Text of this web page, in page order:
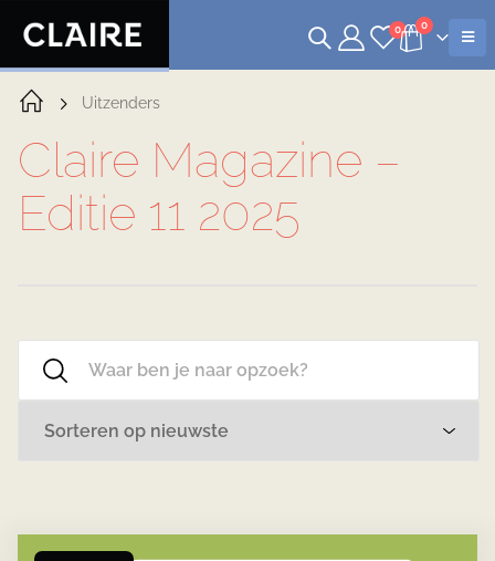
0 0
Uitzenders
Claire Magazine –
Editie 11 2025